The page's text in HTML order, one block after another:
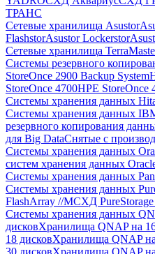
ТРАНС
Сетевые хранилища Asustor
FlashstorAsustor Lockerstor
Сетевые хранилища
Системы резервного
StoreOnce 2900 Backup System
StoreOnce 4700HPE StoreOnce
Системы хранения данных
Системы хранения данных
резервного копирования
для Big DataСнятые с
Системы хранения данных
систем хранения данных
Системы хранения данных
Системы хранения данных
FlashArray //MСХД
Системы хранения данных
дисковХранилища QNAP на
18 дисковХранилища QNAP
30 дисковХранилища QNAP